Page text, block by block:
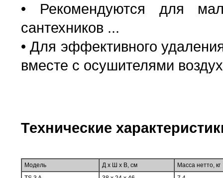
• Рекомендуются для
сантехников ...
• Для эффективного
вместе с осушителями
Технические
Модель Д х Ш х В, см
Масса нетто, кг